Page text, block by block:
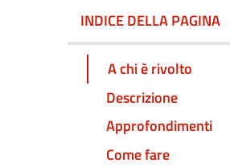
INDICE DELLA PAGINA
A chi è rivolto
Descrizione
Approfondimenti
Come fare